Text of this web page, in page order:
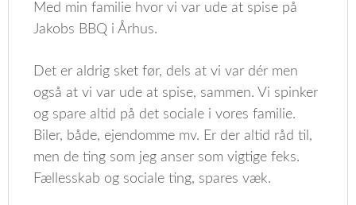
Med min familie hvor vi var ude at spise på
Jakobs BBQ i Århus.
Det er aldrig sket før, dels at vi var dér men
også at vi var ude at spise, sammen. Vi spinker
og spare altid på det sociale i vores familie.
Biler, både, ejendomme mv. Er der altid råd til,
men de ting som jeg anser som vigtige feks.
Fællesskab og sociale ting, spares væk.